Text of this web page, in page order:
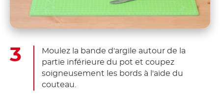
Moulez la bande d'argile autour de la
partie inférieure du pot et coupez
soigneusement les bords à l'aide du
couteau.